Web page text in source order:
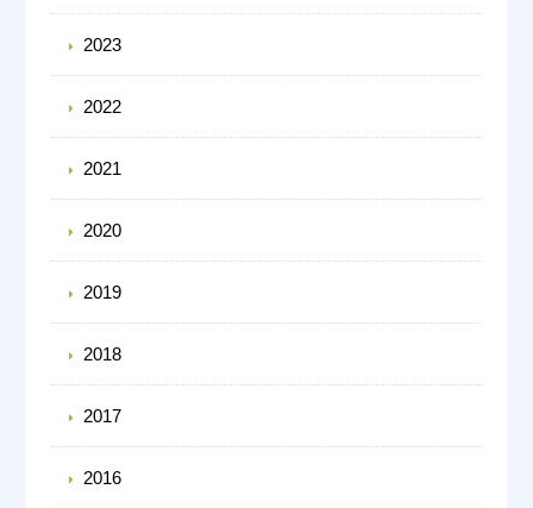
2023
2022
2021
2020
2019
2018
2017
2016